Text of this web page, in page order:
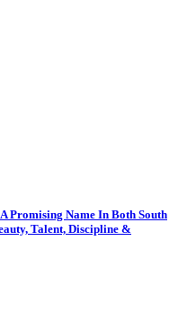
Promising Name In Both South
Talent, Discipline &